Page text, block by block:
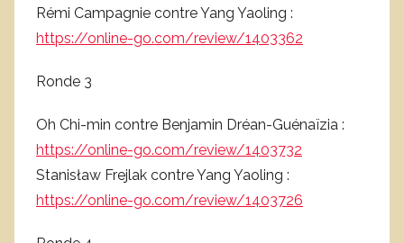
Rémi Campagnie contre Yang Yaoling :
https://online-go.com/review/1403362
Ronde 3
Oh Chi-min contre Benjamin Dréan-Guénaïzia :
https://online-go.com/review/1403732
Stanisław Frejlak contre Yang Yaoling :
https://online-go.com/review/1403726